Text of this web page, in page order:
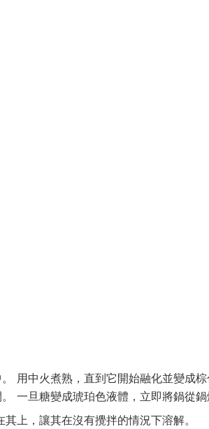
用中火煮熟，直到它開始融化並變成
一旦糖變成琥珀色液體，立即將鍋從鍋
上，讓其在沒有攪拌的情況下溶解。